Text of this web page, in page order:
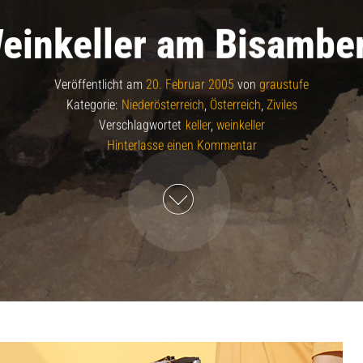
am
Veröffentlicht am 20. Februar 2005 von graustufe
Kategorie: Niederösterreich, Österreich, Ziviles
Verschlagwortet keller, weinkeller
Hinterlasse einen Kommentar